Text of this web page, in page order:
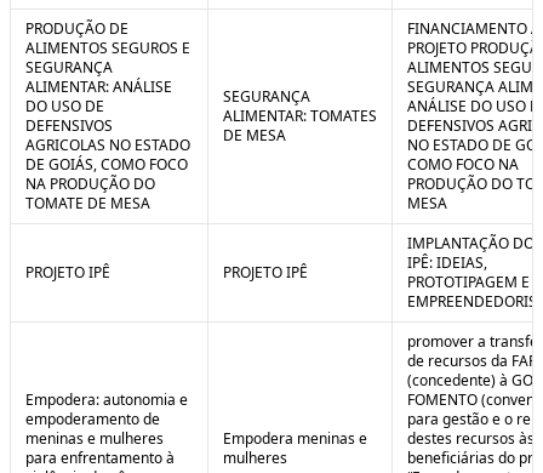
PRODUÇÃO DE
ALIMENTOS SEGUROS E
SEGURANÇA
ALIMENTAR: ANÁLISE
DO USO DE
DEFENSIVOS
AGRICOLAS NO ESTADO
DE GOIÁS, COMO FOCO
NA PRODUÇÃO DO
TOMATE DE MESA
SEGURANÇA
ALIMENTAR: TOMATES
DE MESA
FINANCIAMENTO
PROJETO
ALIMENTOS
SEGURANÇA
ANÁLISE DO USO
DEFENSIVOS
NO ESTADO DE
COMO FOCO NA
PRODUÇÃO DO
MESA
PROJETO IPÊ PROJETO IPÊ
IMPLANTAÇÃO DO
IPÊ: IDEIAS,
PROTOTIPAGEM E
Empodera: autonomia e
empoderamento de
meninas e mulheres
para enfrentamento à
Empodera meninas e
mulheres
promover a
de recursos da
(concedente) à
FOMENTO
para gestão e o
destes recursos às
beneficiárias do